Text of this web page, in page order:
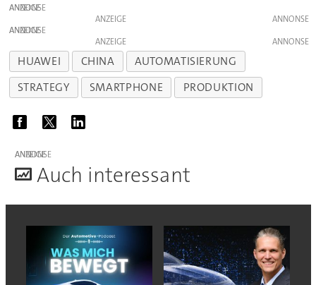
ANZEIGE
ANZEIGE
ANZEIGE
ANZEIGE
HUAWEI CHINA
AUTOMATISIERUNG
STRATEGY
SMARTPHONE PRODUKTION
ANZEIGE
Auch interessant